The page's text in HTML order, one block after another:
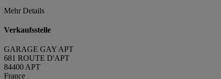
Mehr Details
Verkaufsstelle
GARAGE GAY APT
681 ROUTE D'APT
84400 APT
France